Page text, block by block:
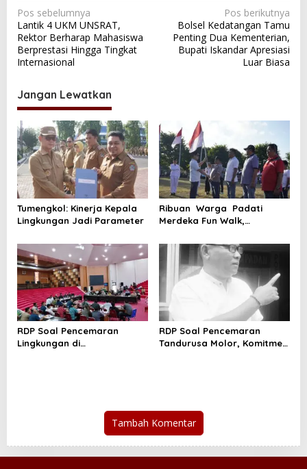
N
a
v
i
g
a
s
i
p
o
s
Pos sebelumnya
Lantik 4 UKM UNSRAT,
Rektor Berharap Mahasiswa
Berprestasi Hingga Tingkat
Internasional
Pos berikutnya
Bolsel Kedatangan Tamu
Penting Dua Kementerian,
Bupati Iskandar Apresiasi
Luar Biasa
Jangan Lewatkan
Tumengkol: Kinerja Kepala
Lingkungan Jadi Parameter
Ribuan Warga Padati
Merdeka Fun Walk,
Semnata Merah Putih
RDP Soal Pencemaran
Lingkungan di
RDP Soal Pencemaran
Tandurusa Molor, Komitmen
Tambah Komentar